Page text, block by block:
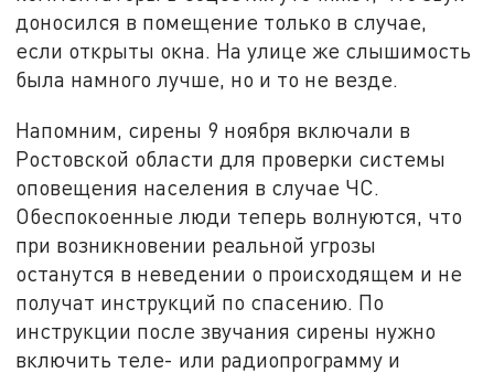
доносился в помещение только в случае,
если открыты окна. На улице же слышимость
была намного лучше, но и то не везде.
Напомним, сирены 9 ноября включали в
Ростовской области для проверки системы
оповещения населения в случае ЧС.
Обеспокоенные люди теперь волнуются, что
при возникновении реальной угрозы
останутся в неведении о происходящем и не
получат инструкций по спасению. По
инструкции после звучания сирены нужно
включить теле- или радиопрограмму и